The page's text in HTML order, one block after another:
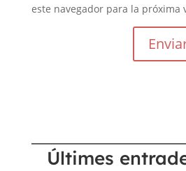
este navegador para la próxima
Últimes